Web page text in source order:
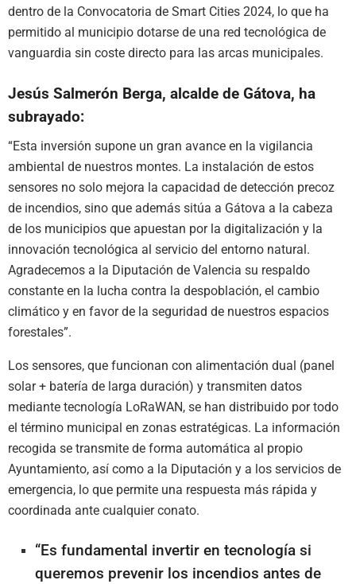
dentro de la Convocatoria de Smart Cities 2024, lo que ha
permitido al municipio dotarse de una red tecnológica de
vanguardia sin coste directo para las arcas municipales.
Jesús Salmerón Berga, alcalde de Gátova, ha
subrayado:
“Esta inversión supone un gran avance en la vigilancia
ambiental de nuestros montes. La instalación de estos
sensores no solo mejora la capacidad de detección precoz
de incendios, sino que además sitúa a Gátova a la cabeza
de los municipios que apuestan por la digitalización y la
innovación tecnológica al servicio del entorno natural.
Agradecemos a la Diputación de Valencia su respaldo
constante en la lucha contra la despoblación, el cambio
climático y en favor de la seguridad de nuestros espacios
forestales”.
Los sensores, que funcionan con alimentación dual (panel
solar + batería de larga duración) y transmiten datos
mediante tecnología LoRaWAN, se han distribuido por todo
el término municipal en zonas estratégicas. La información
recogida se transmite de forma automática al propio
Ayuntamiento, así como a la Diputación y a los servicios de
emergencia, lo que permite una respuesta más rápida y
coordinada ante cualquier conato.
“Es fundamental invertir en tecnología si
queremos prevenir los incendios antes de